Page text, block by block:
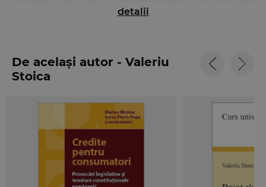
curand si in salile de judecata, caci pe rolurile
In anticiparea acestui moment, Profesorul Valeriu
Stoica a initiat o dezbatere juridica, in care sa fie
ridica aplicarea acestei legi, inainte ca ele sa
produca efecte ireversibile in practica.
● Darea in plata si principiul neretroactivitatii
legilor ● natura juridica a dreptului la stingerea
datoriei ● natura si regimul juridic al notificarii de
dare in plata ● conditii pentru stingerea
detalii
De același autor - Valeriu
Stoica